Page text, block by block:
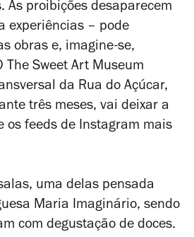
As proibições desaparecem
experiências – pode
obras e, imagine-se,
The Sweet Art Museum
da Rua do Açúcar,
três meses, vai deixar a
os feeds de Instagram mais
uma delas pensada
Maria Imaginário, sendo
com degustação de doces.